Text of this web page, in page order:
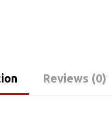
Reviews (0)